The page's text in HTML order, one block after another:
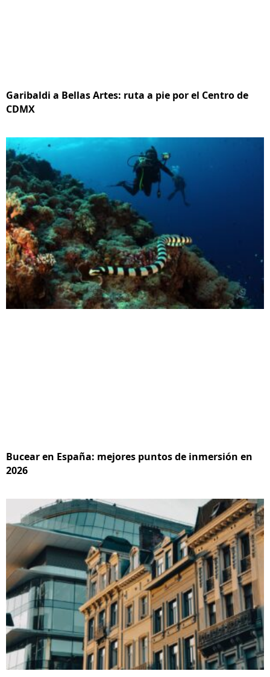
Garibaldi a Bellas Artes: ruta a pie por el Centro de
CDMX
Bucear en España: mejores puntos de inmersión en
2026